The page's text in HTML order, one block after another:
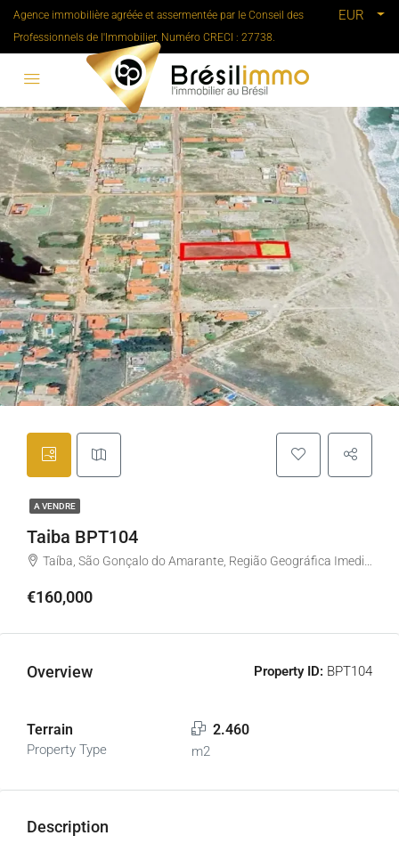
Agence immobilière agréée et assermentée par le Conseil des
Professionnels de l'Immobilier. Numéro CRECI : 27738.
EUR
A VENDRE
Taiba BPT104
Taíba, São Gonçalo do Amarante, Região Geográfica Imediata de Fortaleza, Região Geográfica Intermediária de Fortaleza, Ceará, Região Nordeste, 62677-000, Brasil
€160,000
Overview Property ID: BPT104
Terrain
Property Type
2.460
m2
Description